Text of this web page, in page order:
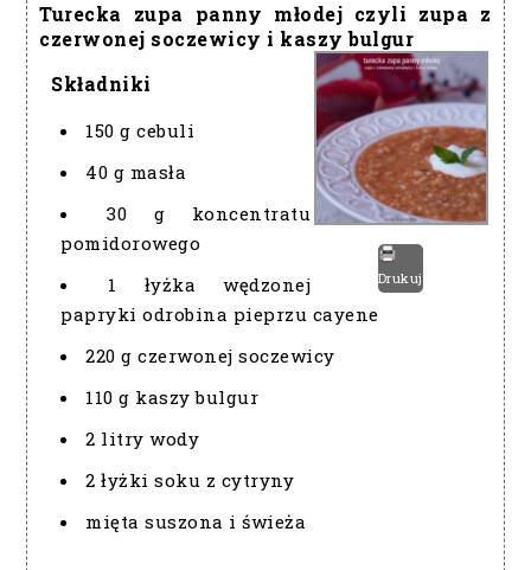
Turecka zupa panny młodej czyli zupa z
czerwonej soczewicy i kaszy bulgur
Drukuj
Składniki
150 g cebuli
40 g masła
30 g koncentratu
pomidorowego
1 łyżka wędzonej
papryki odrobina pieprzu cayene
220 g czerwonej soczewicy
110 g kaszy bulgur
2 litry wody
2 łyżki soku z cytryny
mięta suszona i świeża